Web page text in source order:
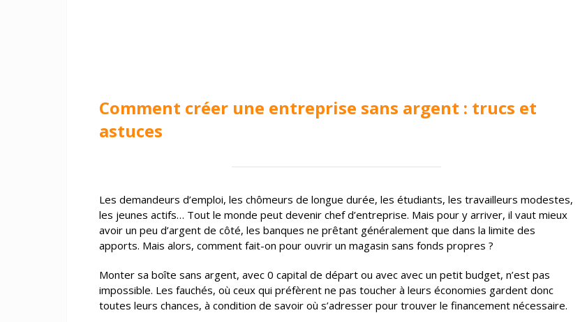
Comment créer une entreprise sans argent : trucs et
astuces
Les demandeurs d’emploi, les chômeurs de longue durée, les étudiants, les travailleurs modestes,
les jeunes actifs… Tout le monde peut devenir chef d’entreprise. Mais pour y arriver, il vaut mieux
avoir un peu d’argent de côté, les banques ne prêtant généralement que dans la limite des
apports. Mais alors, comment fait-on pour ouvrir un magasin sans fonds propres ?
Monter sa boîte sans argent, avec 0 capital de départ ou avec avec un petit budget, n’est pas
impossible. Les fauchés, où ceux qui préfèrent ne pas toucher à leurs économies gardent donc
toutes leurs chances, à condition de savoir où s’adresser pour trouver le financement nécessaire.